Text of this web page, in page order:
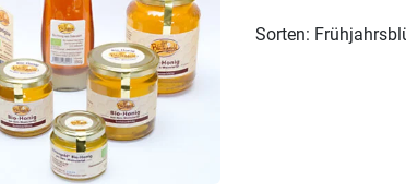
Sorten: